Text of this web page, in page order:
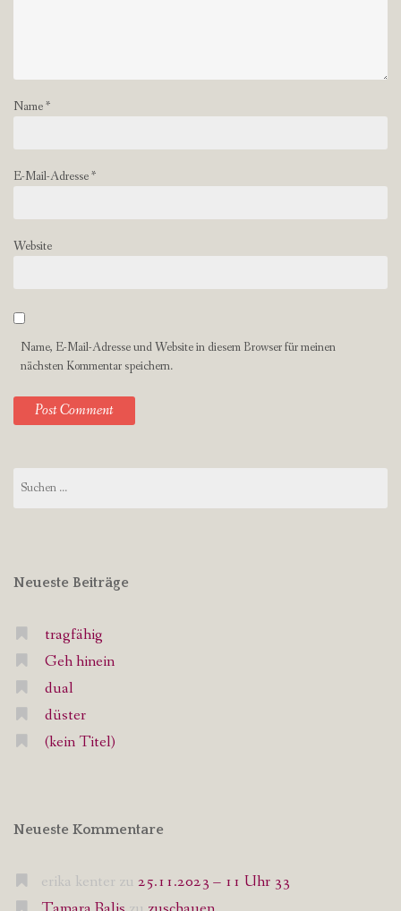
Name*
E-Mail-Adresse*
Website
Name, E-Mail-Adresse und Website in diesem Browser für meinen
nächsten Kommentar speichern.
nach:
Neueste Beiträge
tragfähig
Geh hinein
dual
düster
(kein Titel)
Neueste Kommentare
erika kenter zu 25.11.2023 – 11 Uhr 33